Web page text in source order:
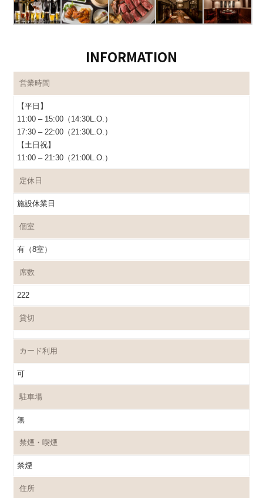
INFORMATION
営業時間
【平日】
11:00 – 15:00（14:30L.O.）
17:30 – 22:00（21:30L.O.）
【土日祝】
11:00 – 21:30（21:00L.O.）
定休日
施設休業日
個室
有（8室）
席数
222
貸切
カード利用
可
駐車場
無
禁煙・喫煙
禁煙
住所